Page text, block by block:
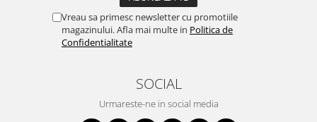
Vreau sa primesc newsletter cu promotiile
magazinului. Afla mai multe in Politica de
Confidentialitate
SOCIAL
Urmareste-ne in social media